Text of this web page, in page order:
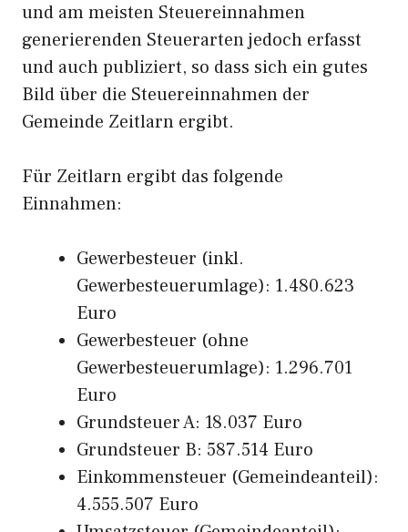
und am meisten Steuereinnahmen
generierenden Steuerarten jedoch erfasst
und auch publiziert, so dass sich ein gutes
Bild über die Steuereinnahmen der
Gemeinde Zeitlarn ergibt.
Für Zeitlarn ergibt das folgende
Einnahmen:
Gewerbesteuer (inkl.
Gewerbesteuerumlage): 1.480.623
Euro
Gewerbesteuer (ohne
Gewerbesteuerumlage): 1.296.701
Euro
Grundsteuer A: 18.037 Euro
Grundsteuer B: 587.514 Euro
Einkommensteuer (Gemeindeanteil):
4.555.507 Euro